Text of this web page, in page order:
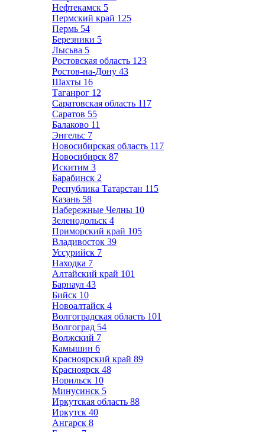
Нефтекамск 5
Пермский край 125
Пермь 54
Березники 5
Лысьва 5
Ростовская область 123
Ростов-на-Дону 43
Шахты 16
Таганрог 12
Саратовская область 117
Саратов 55
Балаково 11
Энгельс 7
Новосибирская область 117
Новосибирск 87
Искитим 3
Барабинск 2
Республика Татарстан 115
Казань 58
Набережные Челны 10
Зеленодольск 4
Приморский край 105
Владивосток 39
Уссурийск 7
Находка 7
Алтайский край 101
Барнаул 43
Бийск 10
Новоалтайск 4
Волгоградская область 101
Волгоград 54
Волжский 7
Камышин 6
Красноярский край 89
Красноярск 48
Норильск 10
Минусинск 5
Иркутская область 88
Иркутск 40
Ангарск 8